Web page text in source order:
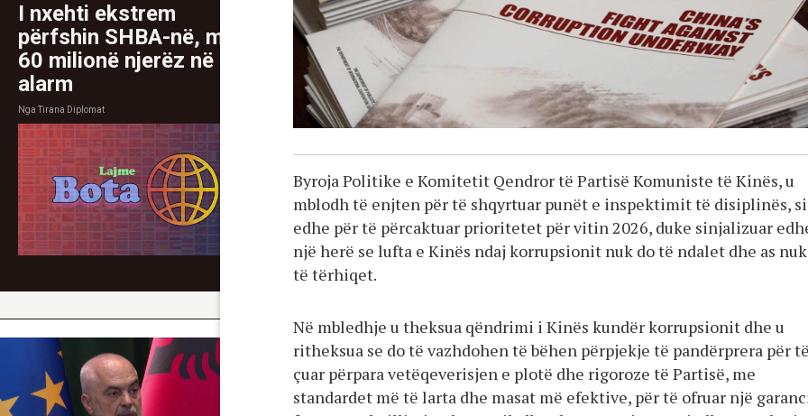
Byroja Politike e Komitetit Qendror të Partisë Komuniste të Kinës, u
mblodh të enjten për të shqyrtuar punët e inspektimit të disiplinës, si
edhe për të përcaktuar prioritetet për vitin 2026, duke sinjalizuar
një herë se lufta e Kinës ndaj korrupsionit nuk do të ndalet dhe as
të tërhiqet.
Në mbledhje u theksua qëndrimi i Kinës kundër korrupsionit dhe u
ritheksua se do të vazhdohen të bëhen përpjekje të pandërprera për të
çuar përpara vetëqeverisjen e plotë dhe rigoroze të Partisë, me
standardet më të larta dhe masat më efektive, për të ofruar një
I nxehti ekstrem
përfshin SHBA-në, mbi
60 milionë njerëz në
alarm
NgaTirana Diplomat